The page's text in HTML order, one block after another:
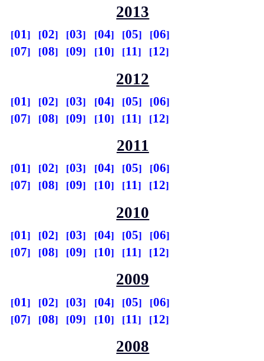
2013
01 02 03 04 05
06
07
08 09 10 11 12
2012
01 02 03 04 05
06
07
08 09 10 11 12
2011
01 02 03 04 05
06
07
08 09 10 11 12
2010
01 02 03 04 05
06
07
08 09 10 11 12
2009
01 02 03 04 05
06
07
08 09 10 11 12
2008